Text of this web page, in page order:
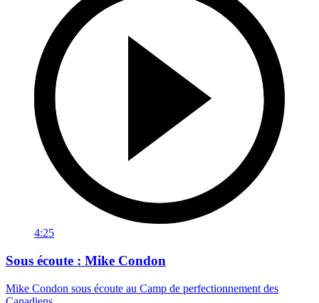
4:25
Sous écoute : Mike Condon
Mike Condon sous écoute au Camp de perfectionnement des